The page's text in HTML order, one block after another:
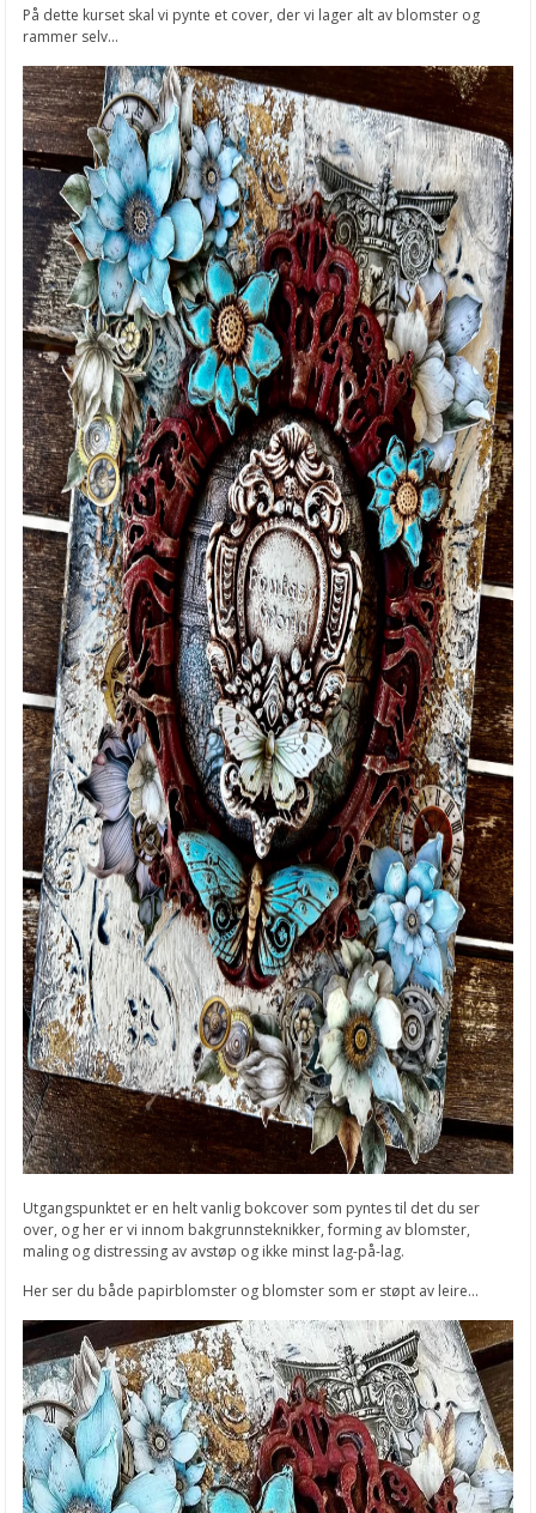
På dette kurset skal vi pynte et cover, der vi lager alt av blomster og
rammer selv...
Utgangspunktet er en helt vanlig bokcover som pyntes til det du ser
over, og her er vi innom bakgrunnsteknikker, forming av blomster,
maling og distressing av avstøp og ikke minst lag-på-lag.
Her ser du både papirblomster og blomster som er støpt av leire...